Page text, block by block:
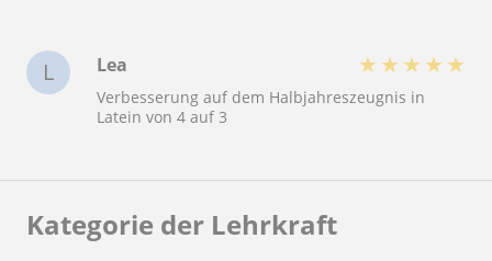
L Lea ★ ★ ★ ★ ★
Verbesserung auf dem Halbjahreszeugnis in
Latein von 4 auf 3
Kategorie der Lehrkraft